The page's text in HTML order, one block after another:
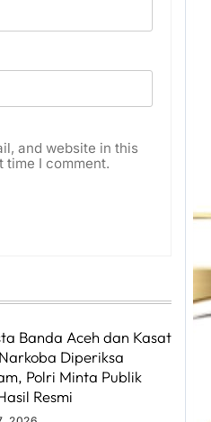
and website in this
time I comment.
Banda Aceh dan Kasat
Diperiksa
Polri Minta Publik
Resmi